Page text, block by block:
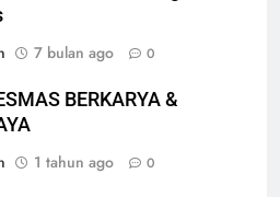
7 bulan ago 0
BERKARYA &
1 tahun ago 0